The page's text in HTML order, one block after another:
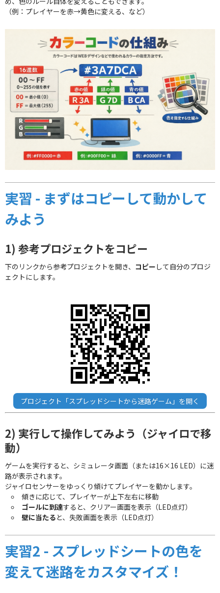
（例：プレイヤーを赤→黄色に変える、など）
実習 - まずはコピーして動かして
みよう
1) 参考プロジェクトをコピー
下のリンクから参考プロジェクトを開き、 コピー して自分のプロジ
ェクトにします。
プロジェクト「スプレッドシートから迷路ゲーム」を開く
2) 実行して操作してみよう（ジャイロで移
動）
ゲームを実行すると、シミュレータ画面（または16×16 LED）に迷
路が表示されます。
ジャイロセンサーをゆっくり傾けてプレイヤーを動かします。
傾きに応じて、プレイヤーが上下左右に移動
ゴールに到達すると、クリアー画面を表示（LED点灯）
壁に当たると、失敗画面を表示（LED点灯）
実習2 - スプレッドシートの色を
変えて迷路をカスタマイズ！